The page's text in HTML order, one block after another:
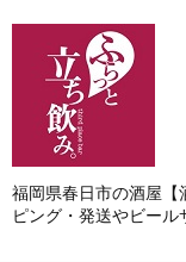
福岡県春日市の酒屋【
ピング・発送やビー